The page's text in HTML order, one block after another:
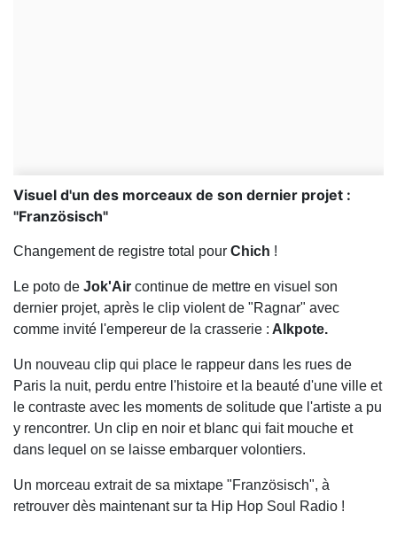
Visuel d'un des morceaux de son dernier projet :
"Französisch"
Changement de registre total pour Chich !
Le poto de Jok'Air continue de mettre en visuel son
dernier projet, après le clip violent de "Ragnar" avec
comme invité l'empereur de la crasserie : Alkpote.
Un nouveau clip qui place le rappeur dans les rues de
Paris la nuit, perdu entre l'histoire et la beauté d'une ville et
le contraste avec les moments de solitude que l'artiste a pu
y rencontrer. Un clip en noir et blanc qui fait mouche et
dans lequel on se laisse embarquer volontiers.
Un morceau extrait de sa mixtape "Französisch", à
retrouver dès maintenant sur ta Hip Hop Soul Radio !